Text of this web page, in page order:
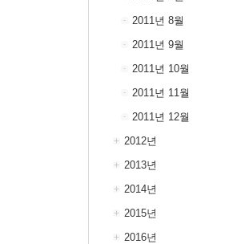
2011년 8월
2011년 9월
2011년 10월
2011년 11월
2011년 12월
2012년
2013년
2014년
2015년
2016년